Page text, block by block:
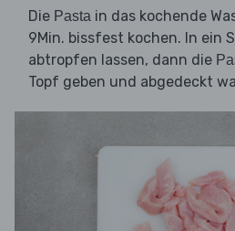
Die Pasta in das kochende
9Min. bissfest kochen. In ein
abtropfen lassen, dann die
Topf geben und abgedeckt